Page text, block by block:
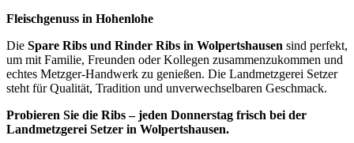
Fleischgenuss in Hohenlohe
Die Spare Ribs und Rinder Ribs in Wolpertshausen sind perfekt,
um mit Familie, Freunden oder Kollegen zusammenzukommen und
echtes Metzger-Handwerk zu genießen. Die Landmetzgerei Setzer
steht für Qualität, Tradition und unverwechselbaren Geschmack.
Probieren Sie die Ribs – jeden Donnerstag frisch bei der
Landmetzgerei Setzer in Wolpertshausen.